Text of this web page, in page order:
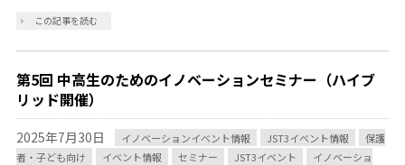
この記事を読む
第5回 中高生のためのイノベーションセミナー（ハイブ
リッド開催）
2025年7月30日 イノベーションイベント情報 JST3イベント情報
保護
者・子ども向け
イベント情報 セミナー JST3イベント
イノベーショ